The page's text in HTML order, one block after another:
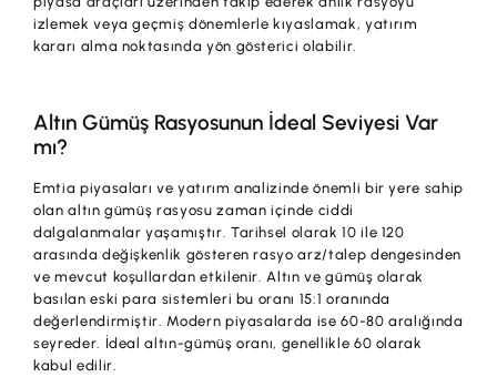
izlemek veya geçmiş dönemlerle kıyaslamak, yatırım
kararı alma noktasında yön gösterici olabilir.
Altın Gümüş Rasyosunun İdeal Seviyesi Var
mı?
Emtia piyasaları ve yatırım analizinde önemli bir yere sahip
olan altın gümüş rasyosu zaman içinde ciddi
dalgalanmalar yaşamıştır. Tarihsel olarak 10 ile 120
arasında değişkenlik gösteren rasyo arz/talep dengesinden
ve mevcut koşullardan etkilenir. Altın ve gümüş olarak
basılan eski para sistemleri bu oranı 15:1 oranında
değerlendirmiştir. Modern piyasalarda ise 60-80 aralığında
seyreder. İdeal altın-gümüş oranı, genellikle 60 olarak
kabul edilir.